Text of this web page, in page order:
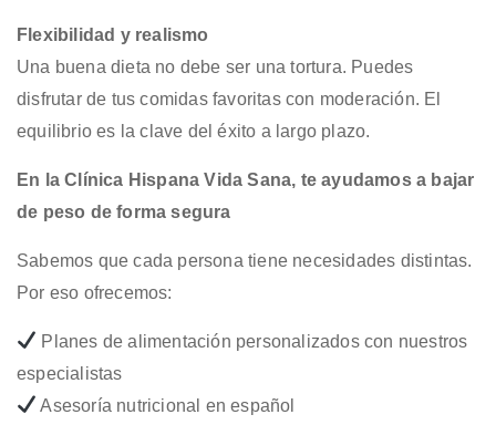
Flexibilidad y realismo
Una buena dieta no debe ser una tortura. Puedes
disfrutar de tus comidas favoritas con moderación. El
equilibrio es la clave del éxito a largo plazo.
En la Clínica Hispana Vida Sana, te ayudamos a bajar
de peso de forma segura
Sabemos que cada persona tiene necesidades distintas.
Por eso ofrecemos:
Planes de alimentación personalizados con nuestros
especialistas
Asesoría nutricional en español